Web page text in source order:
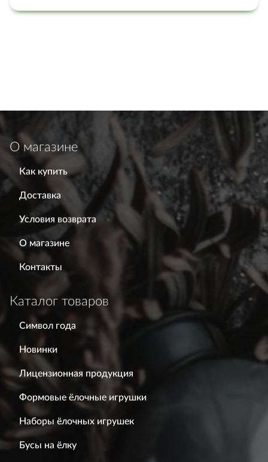
О магазине
Как купить
Доставка
Условия возврата
О магазине
Контакты
Каталог товаров
Символ года
Новинки
Лицензионная продукция
Формовые ёлочные игрушки
Наборы ёлочных игрушек
Бусы на ёлку